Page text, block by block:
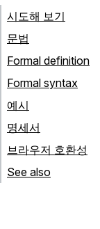
시도해 보기
문법
Formal definition
Formal syntax
예시
명세서
브라우저 호환성
See also